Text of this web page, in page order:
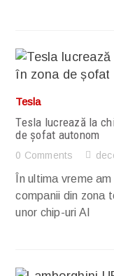
Tesla
Tesla lucrează la
de șofat autonom
0 Comments
În ultima vreme
companii din zona
unor chip-uri AI